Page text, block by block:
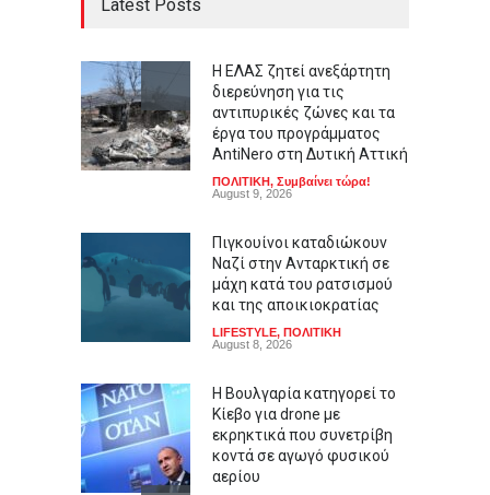
Latest Posts
Η ΕΛΑΣ ζητεί ανεξάρτητη
διερεύνηση για τις
αντιπυρικές ζώνες και τα
έργα του προγράμματος
AntiNero στη Δυτική Αττική
ΠΟΛΙΤΙΚΗ, Συμβαίνει τώρα!
August 9, 2026
Πιγκουίνοι καταδιώκουν
Ναζί στην Ανταρκτική σε
μάχη κατά του ρατσισμού
και της αποικιοκρατίας
LIFESTYLE, ΠΟΛΙΤΙΚΗ
August 8, 2026
Η Βουλγαρία κατηγορεί το
Κίεβο για drone με
εκρηκτικά που συνετρίβη
κοντά σε αγωγό φυσικού
αερίου